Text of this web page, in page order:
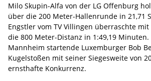
Milo Skupin-Alfa von der LG Offenburg
über die 200 Meter-Hallenrunde in 21,71
Engstler vom TV Villingen überraschte
die 800 Meter-Distanz in 1:49,19
Mannheim startende Luxemburger Bob
Kugelstoßen mit seiner Siegesweite von
ernsthafte Konkurrenz.